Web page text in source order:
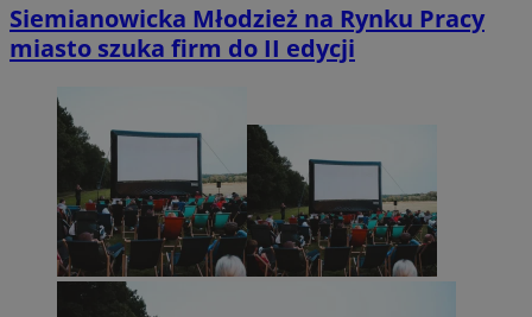
Siemianowicka Młodzież na Rynku Pracy
miasto szuka firm do II edycji